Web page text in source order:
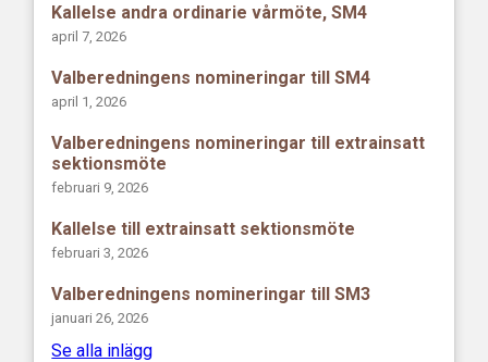
Kallelse andra ordinarie vårmöte, SM4
april 7, 2026
Valberedningens nomineringar till SM4
april 1, 2026
Valberedningens nomineringar till extrainsatt
sektionsmöte
februari 9, 2026
Kallelse till extrainsatt sektionsmöte
februari 3, 2026
Valberedningens nomineringar till SM3
januari 26, 2026
Se alla inlägg